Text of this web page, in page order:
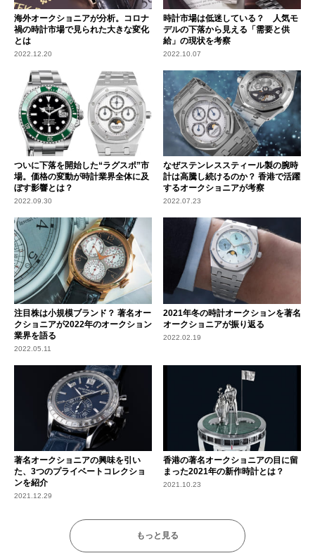
海外オークショニアが分析。コロナ
禍の時計市場で見られた大きな変化
とは
2022.12.20
時計市場は低迷している？ 人気モ
デルの下落から見える「需要と供
給」の現状を考察
2022.10.07
ついに下落を開始した“ラグスポ”市
場。価格の変動が時計業界全体に及
ぼす影響とは？
2022.09.30
なぜステンレススティール製の腕時
計は高騰し続けるのか？ 香港で活躍
するオークショニアが考察
2022.07.23
注目株は小規模ブランド？ 著名オー
クショニアが2022年のオークション
業界を語る
2022.05.11
2021年冬の時計オークションを著名
オークショニアが振り返る
2022.02.19
著名オークショニアの興味を引い
た、3つのプライベートコレクショ
ンを紹介
2021.12.29
香港の著名オークショニアの目に留
まった2021年の新作時計とは？
2021.10.23
もっと見る